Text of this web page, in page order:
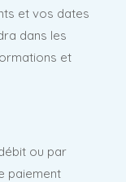
et vos dates
dans les
et
ou par
paiement